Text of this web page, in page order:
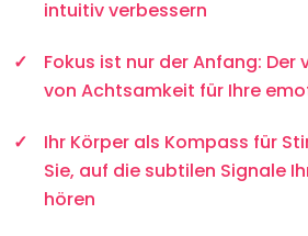
intuitiv verbessern
Fokus ist nur der Anfang: Der
von Achtsamkeit für Ihre
Ihr Körper als Kompass für
Sie, auf die subtilen Signale
hören